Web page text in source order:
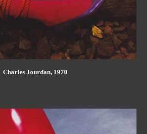
Charles Jourdan, 1970